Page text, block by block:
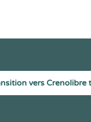
vers Crenolibre